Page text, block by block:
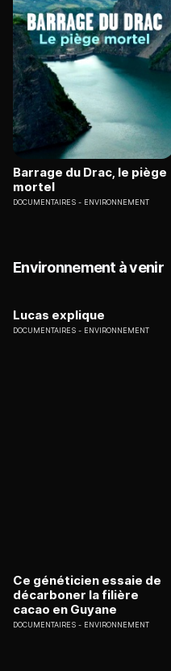
Barrage du Drac, le piège
mortel
DOCUMENTAIRES ENVIRONNEMENT
Environnement à venir
Lucas explique
DOCUMENTAIRES ENVIRONNEMENT
Ce généticien essaie de
décarboner la filière
cacao en Guyane
DOCUMENTAIRES ENVIRONNEMENT